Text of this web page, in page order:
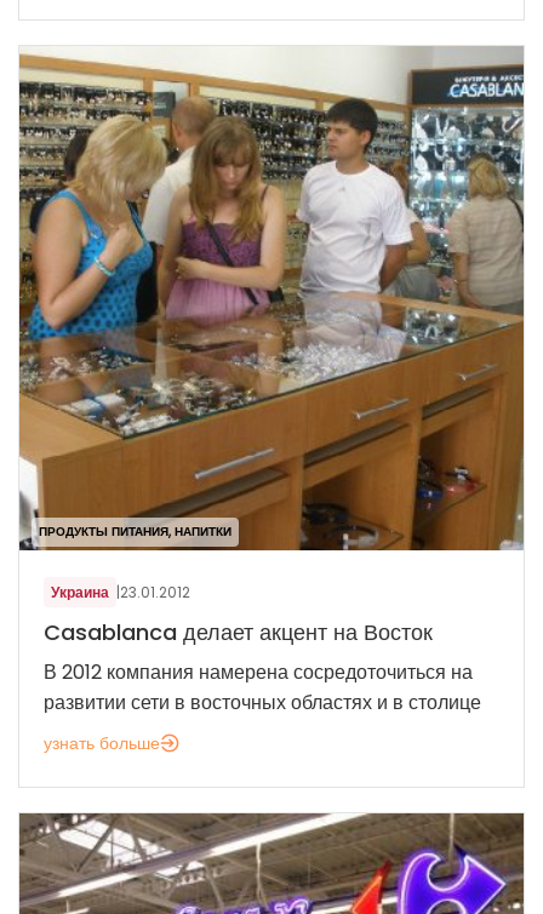
ПРОДУКТЫ ПИТАНИЯ, НАПИТКИ
Украина |23.01.2012
Casablanca делает акцент на Восток
В 2012 компания намерена сосредоточиться на
развитии сети в восточных областях и в столице
узнать больше